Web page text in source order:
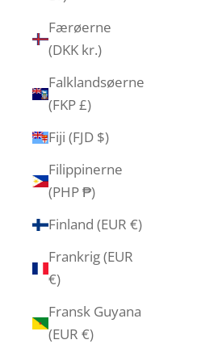
Færøerne
(DKK kr.)
Falklandsøerne
(FKP £)
Fiji (FJD $)
Filippinerne
(PHP ₱)
Finland (EUR €)
Frankrig (EUR
€)
Fransk Guyana
(EUR €)